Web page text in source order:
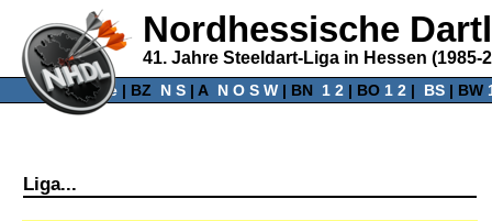
Nordhessische
41. Jahre Steeldart-Liga in Hessen (1985-
Home‌ | BZ N S‌ | A‌ N O S W‌ | BN‌ 1 2| BO‌ 1 2| BS| BW‌
Liga...